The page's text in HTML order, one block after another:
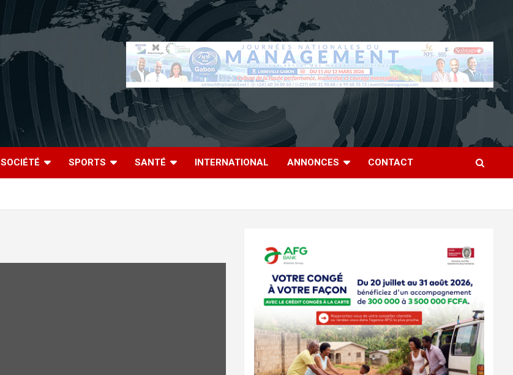
SOCIÉTÉ SPORTS SANTÉ INTERNATIONAL ANNONCES CONTACT